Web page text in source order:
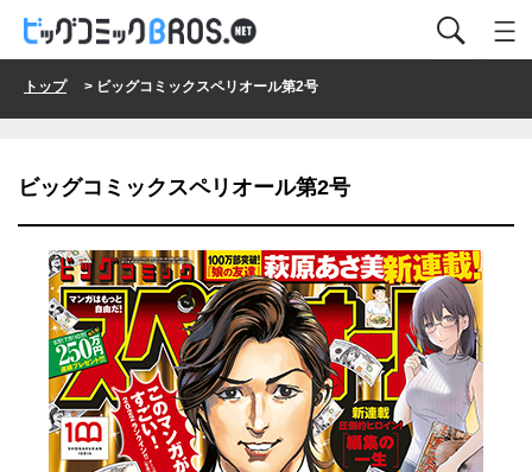
トップ> ビッグコミックスペリオール第2号
ビッグコミックスペリオール第2号